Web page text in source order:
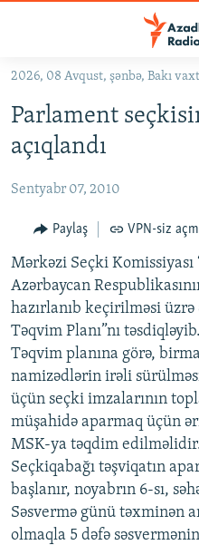
Əsas
qayıt
Əsas
naviqasiyaya
qayıt
KORRUPSIOMETR
#ƏSLINDƏ
FƏRQƏ BAX
QANUNI DOĞRU
ARAŞDIRMA
MULTIMEDIA
VIDEO
FOTOQALEREYA
İNFOQRAFIKA
KARIKATURA
RADIO ARXIV
OXU ZALI
AZƏRBAYCAN ƏDƏBIYYATI
İSLAM VƏ DEMOKRATIYA
İZ - MƏDƏNIYYƏT PROQRAMI
HAQQIMIZDA
MISSIYAMIZ
PEŞƏ ETIKASI VƏ JURNALISTIKA
MATERIALLARIMIZDAN ISTIFADƏ
AZADLIQRADIOSU MOBIL
BIZI IZLƏ
RFE/RL-in bütün saytları
2026, 08 Avqust, şənbə, Bakı
Parlament
açıqlandı
Sentyabr 07, 2010
Paylaş VPN-siz
Mərkəzi Seçki Komissiyası
Azərbaycan
hazırlanıb keçirilməsi
Təqvim Planı”nı təsdiqləyib.
Təqvim planına görə,
namizədlərin irəli
üçün seçki imzalarının
müşahidə aparmaq üçün
MSK-ya təqdim
Seçkiqabağı təşviqatın
başlanır, noyabrın 6-sı,
Səsvermə günü təxminən
olmaqla 5 dəfə